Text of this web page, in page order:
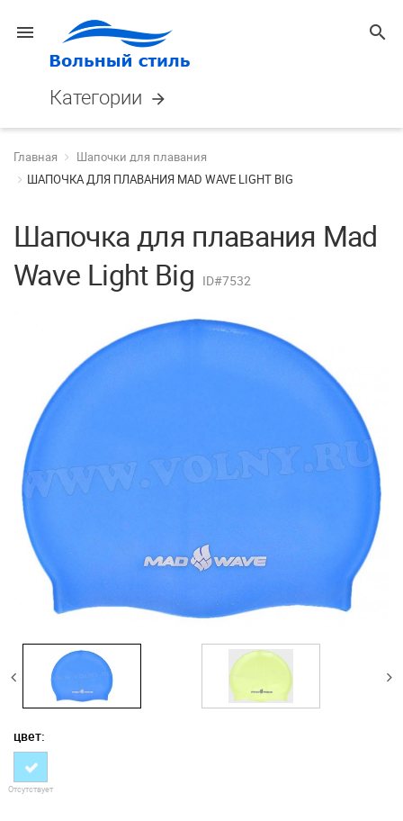
menu search
Категории arrow_forward
Главная
Шапочки для плавания
ШАПОЧКА ДЛЯ ПЛАВАНИЯ MAD WAVE LIGHT BIG
Шапочка для плавания Mad
Wave Light Big ID#7532
цвет:
Отсутствует